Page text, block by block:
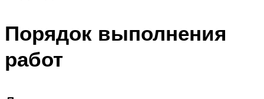
Порядок выполнения
работ